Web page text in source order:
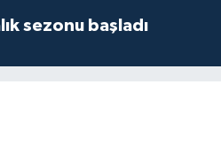
sezonu başladı